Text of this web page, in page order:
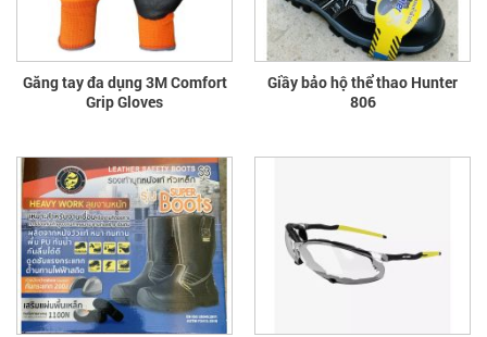
Găng tay đa dụng 3M Comfort
Grip Gloves
Giầy bảo hộ thể thao Hunter
806